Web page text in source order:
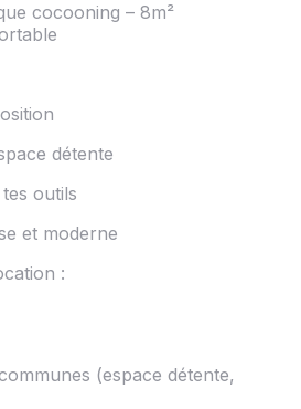
cocooning – 8m²
détente
outils
et moderne
:
(espace détente,